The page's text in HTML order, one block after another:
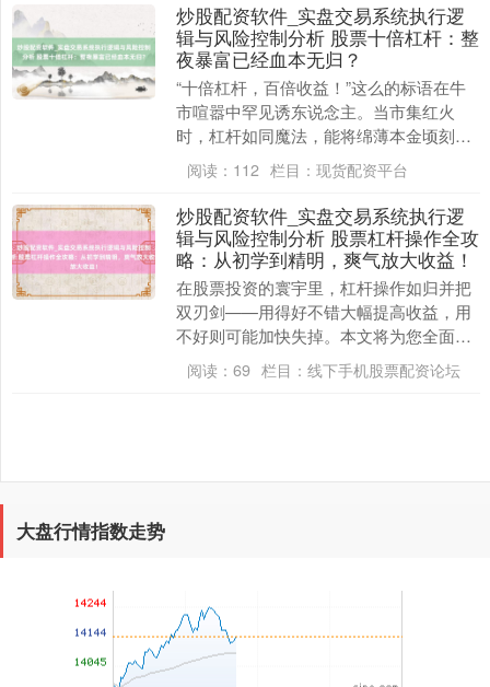
炒股配资软件_实盘交易系统执行逻
辑与风险控制分析 股票十倍杠杆：整
夜暴富已经血本无归？
“十倍杠杆，百倍收益！”这么的标语在牛
市喧嚣中罕见诱东说念主。当市集红火
时，杠杆如同魔法，能将绵薄本金顷刻间
放大炒股配资软件_实盘交易系统执行逻辑
与风险控制分析....
阅读： 112 栏目： 现货配资平台
炒股配资软件_实盘交易系统执行逻
辑与风险控制分析 股票杠杆操作全攻
略：从初学到精明，爽气放大收益！
在股票投资的寰宇里，杠杆操作如归并把
双刃剑——用得好不错大幅提高收益，用
不好则可能加快失掉。本文将为您全面判
辨股票杠杆操作的旨趣、设施和风险贬
抑，助您在投资路上....
阅读： 69 栏目： 线下手机股票配资论坛
大盘行情指数走势
上证综指 3886.22 +7.79 +0.20%